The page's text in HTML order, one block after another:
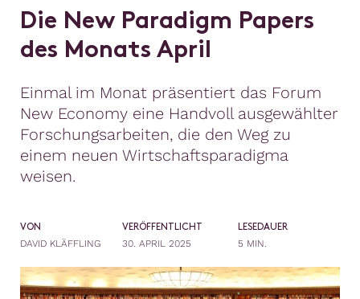
Die New Paradigm Papers
des Monats April
Einmal im Monat präsentiert das Forum
New Economy eine Handvoll ausgewählter
Forschungsarbeiten, die den Weg zu
einem neuen Wirtschaftsparadigma
weisen.
VON
DAVID KLÄFFLING
VERÖFFENTLICHT
30. APRIL 2025
LESEDAUER
5 MIN.